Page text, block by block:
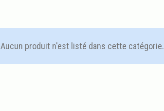
Aucun produit n'est listé dans cette catégorie.